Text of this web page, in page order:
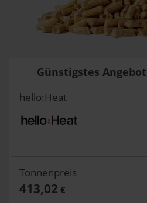
Günstigstes
hello:Heat
Tonnenpreis
413,02 €